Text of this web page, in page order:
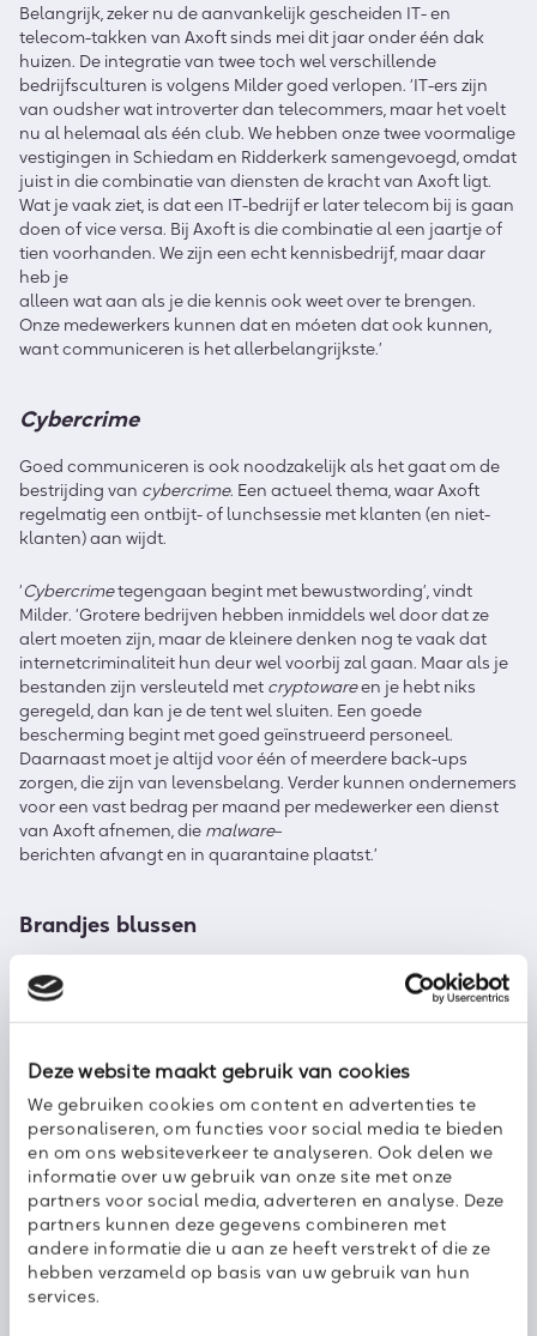
Deze website maakt gebruik van cookies
We gebruiken cookies om content en advertenties te
personaliseren, om functies voor social media te bieden
en om ons websiteverkeer te analyseren. Ook delen we
informatie over uw gebruik van onze site met onze
partners voor social media, adverteren en analyse. Deze
partners kunnen deze gegevens combineren met
andere informatie die u aan ze heeft verstrekt of die ze
hebben verzameld op basis van uw gebruik van hun
services.
Belangrijk, zeker nu de aanvankelijk gescheiden IT- en
telecom-takken van Axoft sinds mei dit jaar onder één dak
huizen. De integratie van twee toch wel verschillende
bedrijfsculturen is volgens Milder goed verlopen. ‘IT-ers zijn
van oudsher wat introverter dan telecommers, maar het voelt
nu al helemaal als één club. We hebben onze twee voormalige
vestigingen in Schiedam en Ridderkerk samengevoegd, omdat
juist in die combinatie van diensten de kracht van Axoft ligt.
Wat je vaak ziet, is dat een IT-bedrijf er later telecom bij is gaan
doen of vice versa. Bij Axoft is die combinatie al een jaartje of
tien voorhanden. We zijn een echt kennisbedrijf, maar daar
heb je
alleen wat aan als je die kennis ook weet over te brengen.
Onze medewerkers kunnen dat en móeten dat ook kunnen,
want communiceren is het allerbelangrijkste.’
Cybercrime
Goed communiceren is ook noodzakelijk als het gaat om de
bestrijding van cybercrime. Een actueel thema, waar Axoft
regelmatig een ontbijt- of lunchsessie met klanten (en niet-
klanten) aan wijdt.
‘Cybercrimetegengaan begint met bewust­wording’, vindt
Milder. ‘Grotere bedrijven hebben inmiddels wel door dat ze
alert moeten zijn, maar de kleinere denken nog te vaak dat
internet­criminaliteit hun deur wel voorbij zal gaan. Maar als je
bestanden zijn versleuteld met cryptowareen je hebt niks
geregeld, dan kan je de tent wel sluiten. Een goede
bescherming begint met goed geïnstrueerd personeel.
Daarnaast moet je altijd voor één of meerdere back-ups
zorgen, die zijn van levensbelang. Verder kunnen ondernemers
voor een vast bedrag per maand per medewerker een dienst
van Axoft afnemen, die malware–
berichten afvangt en in quarantaine plaatst.’
Brandjes blussen
Het bevorderen van het teamgevoel in zijn club van
operationele mensen. Als Milder terugkijkt op de afgelopen 3,5
jaar als operationeel directeur, dan is hij daar het meest trots
belangrijk, maar de mens maakt het verschil. Als operationeel
directeur ben je vaak bezig met brandjes blussen. Dat kan je
agenda flink overhoop gooien. Ik heb geleerd om effectiever
te werken door heldere doelen te stellen.’
Forse groei
Ook al is Milder opgeleid in de wereld van IT, hij probeert naar
eigen zeggen een beetje weg te blijven bij de techniek en
vooral de boer op te gaan. ‘Management ligt mij goed. Als kind